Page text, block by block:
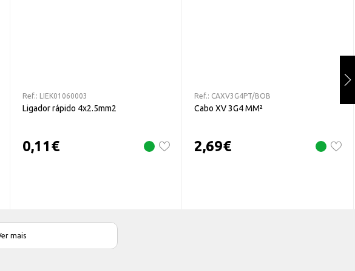
Ref.: LIEK01060003
Ligador rápido 4x2.5mm2
0,11€
Ref.: CAXV3G4PT/BOB
Cabo XV 3G4 MM²
2,69€
mais